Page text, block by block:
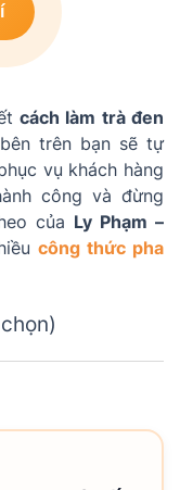
cách làm trà đen
trên bạn sẽ tự
vụ khách hàng
công và đừng
của Ly Phạm –
công thức pha